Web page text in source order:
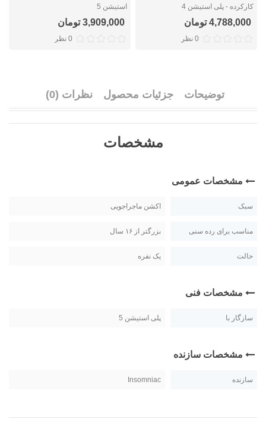
کارکرده - پلی استیشن 4
4,788,000 تومان
0 نظر
استیشن 5
3,909,000 تومان
0 نظر
توضیحات جزئیات محصول نظرات (0)
مشخصات
مشخصات عمومی
سبک اکشن ماجراجویی
مناسب برای رده سنی بزرگتر از ۱۶ سال
حالت یک نفره
مشخصات فنی
سازگار با پلی استیشن 5
مشخصات سازنده
سازنده Insomniac